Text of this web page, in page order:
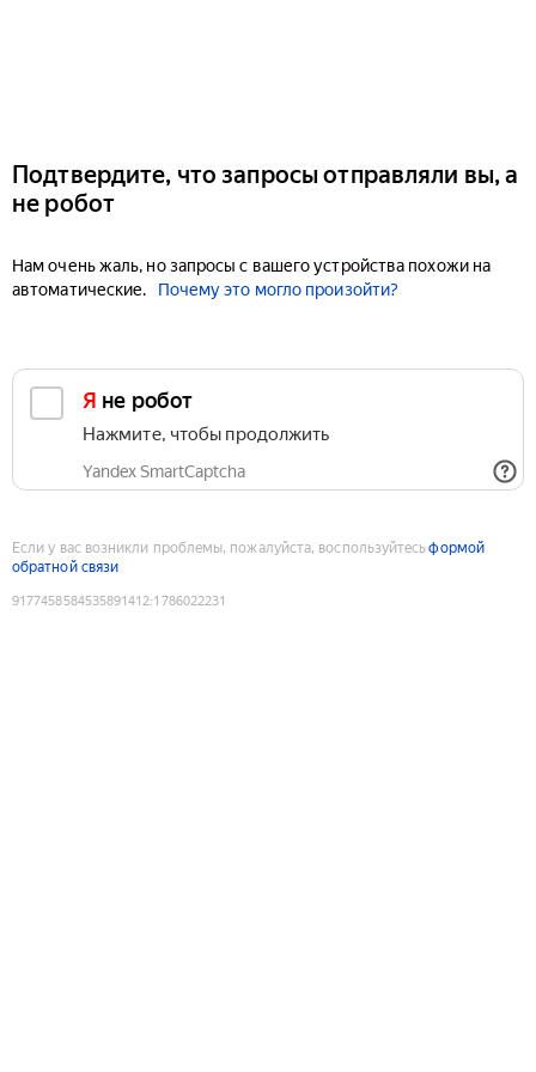
Подтвердите, что запросы отправляли вы, а
не робот
Нам очень жаль, но запросы с вашего устройства похожи на
автоматические.
Почему это могло произойти?
Я не робот
Нажмите, чтобы продолжить
Yandex SmartCaptcha
Если у вас возникли проблемы, пожалуйста, воспользуйтесьформой
обратной связи
9177458584535891412:1786022231